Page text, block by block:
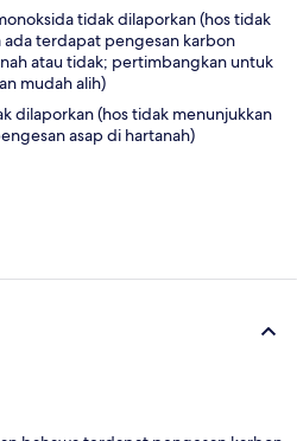
tidak dilaporkan (hos tidak
ada terdapat pengesan karbon
atau tidak; pertimbangkan untuk
mudah alih)
dilaporkan (hos tidak menunjukkan
asap di hartanah)